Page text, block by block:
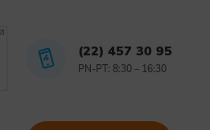
(22) 457 30 95
PN-PT: 8:30 – 16:30